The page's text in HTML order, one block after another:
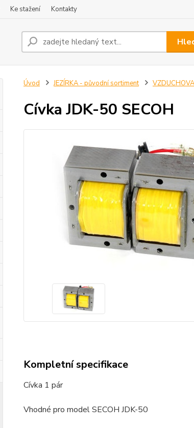
Ke stažení Kontakty
Úvod JEZÍRKA - původní sortiment
Cívka JDK-50 SECOH
Kompletní specifikace
Cívka 1 pár
Vhodné pro model SECOH JDK-50